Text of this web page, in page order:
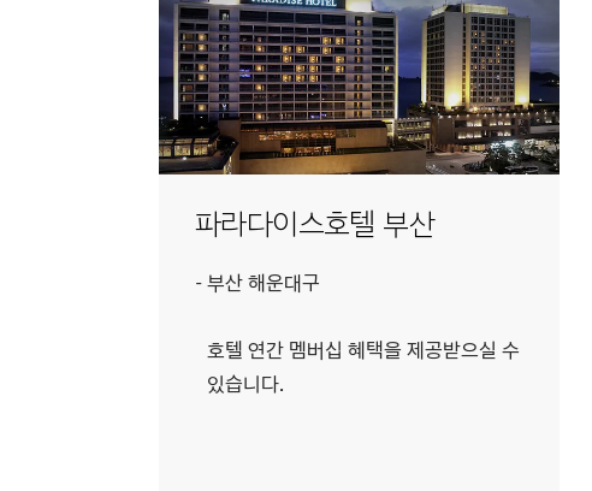
파라다이스호텔 부산
부산 해운대구
호텔 연간 멤버십 혜택을 제공받으실 수
있습니다.